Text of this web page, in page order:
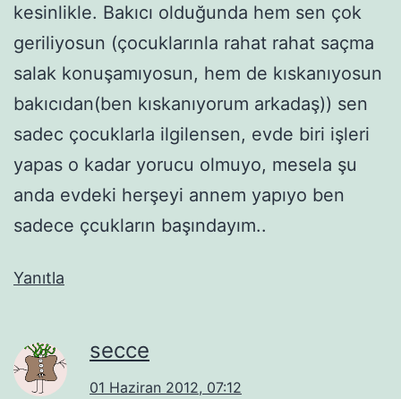
kesinlikle. Bakıcı olduğunda hem sen çok
geriliyosun (çocuklarınla rahat rahat saçma
salak konuşamıyosun, hem de kıskanıyosun
bakıcıdan(ben kıskanıyorum arkadaş)) sen
sadec çocuklarla ilgilensen, evde biri işleri
yapas o kadar yorucu olmuyo, mesela şu
anda evdeki herşeyi annem yapıyo ben
sadece çcukların başındayım..
Yanıtla
secce
01 Haziran 2012, 07:12